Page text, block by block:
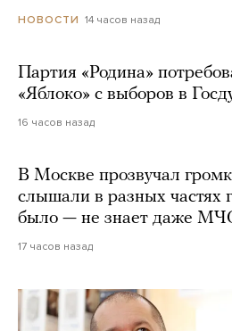
НОВОСТИ 14 часов назад
Партия «Родина»
«Яблоко» с выборов в
16 часов назад
В Москве прозвучал
слышали в разных частях
было — не знает даже
17 часов назад